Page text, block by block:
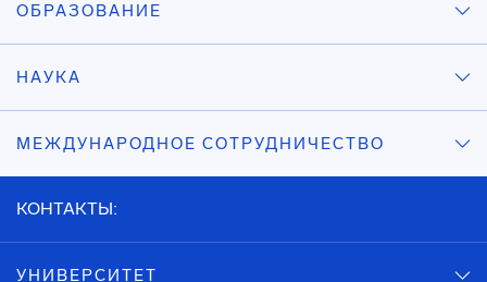
ОБРАЗОВАНИЕ
НАУКА
МЕЖДУНАРОДНОЕ СОТРУДНИЧЕСТВО
КОНТАКТЫ:
УНИВЕРСИТЕТ